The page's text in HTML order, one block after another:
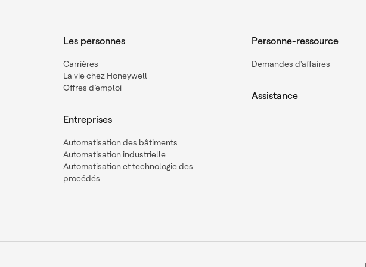
Les personnes
Carrières
La vie chez Honeywell
Offres d’emploi
Entreprises
Automatisation des bâtiments
Automatisation industrielle
Automatisation et technologie des
procédés
Personne-ressource
Demandes d'affaires
Assistance